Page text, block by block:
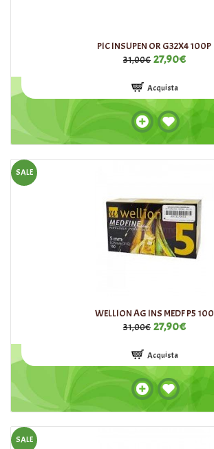
PIC INSUPEN OR G32X4 100P
31,00€ 27,90€
Acquista
SALE
WELLION AG INS MEDF P5 100
31,00€ 27,90€
Acquista
SALE